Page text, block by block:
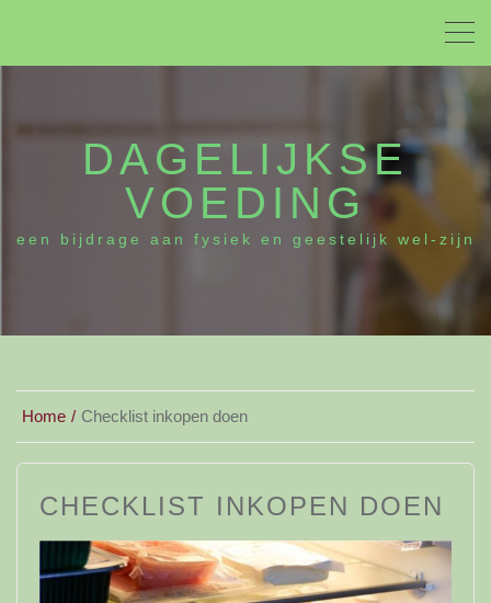
DAGELIJKSE
VOEDING
een bijdrage aan fysiek en geestelijk wel-zijn
Home Checklist inkopen doen
CHECKLIST INKOPEN DOEN